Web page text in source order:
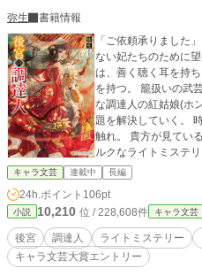
弥生
書籍情報
「ご依頼承りました
ない妃たちのために
は、善く聴く耳を持
を持つ。 籠扱いの武
な調達人の紅姑娘(ホ
題を解決していく。
触れ。 貴方が見ているのは、本当に真ですか？ 後宮ビターミ
ルクなライトミステリー。 ※第6回キャラ文芸大
ています。
キャラ文芸 連載中 長編
24h.ポイント 106pt
小説 10,210 位 / 228,608件 キャラ文芸
後宮 調達人 ライトミステリー
キャラ文芸大賞エントリー